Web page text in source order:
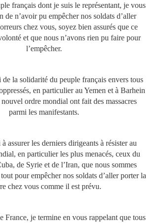
français dont je suis le représentant, je vous
de n’avoir pu empêcher nos soldats d’aller
chez vous, soyez bien assurés que ce
et que nous n’avons rien pu faire pour
l’empêcher.
la solidarité du peuple français envers tous
en particulier au Yemen et à Barhein
ordre mondial ont fait des massacres
parmi les manifestants.
assurer les derniers dirigeants à résister au
en particulier les plus menacés, ceux du
de Syrie et de l’Iran, que nous sommes
pour empêcher nos soldats d’aller porter la
chez vous comme il est prévu.
je termine en vous rappelant que tous